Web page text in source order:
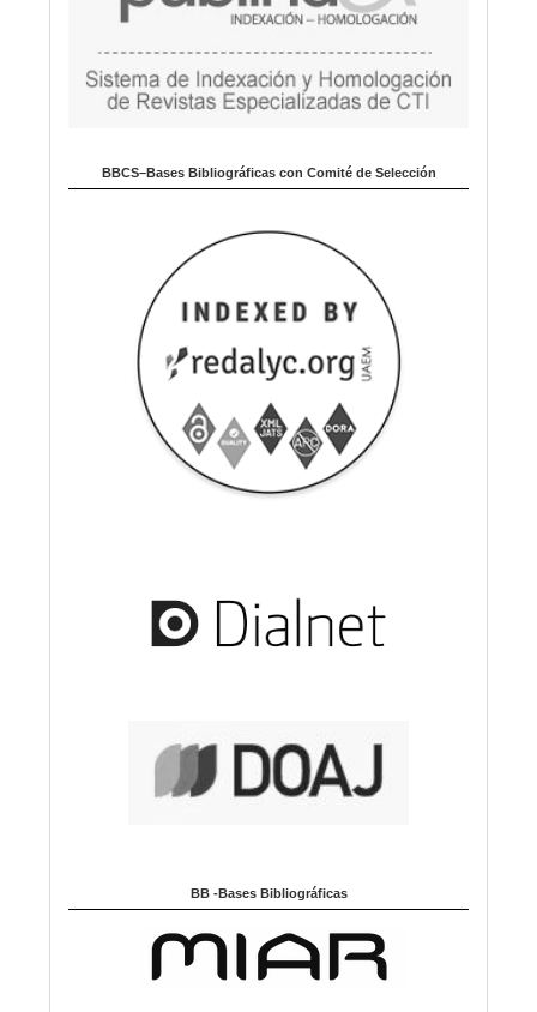
BBCS–Bases Bibliográficas con Comité de Selección
BB -Bases Bibliográficas